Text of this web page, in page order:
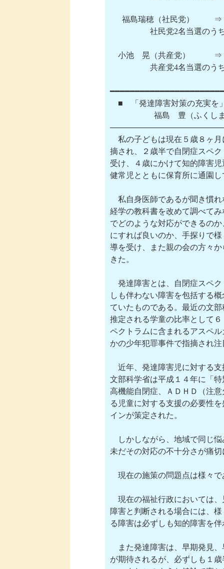
福島瑞穂（社民党）　　  ⇒
社民党2名当選のうちの１
小池　晃（共産党）　　　⇒
共産党4名当選のうちの2
■　「発達障害対策の充実を
　　    　福島　豊（ふ
私の子どもは現在５歳８ヶ月
摘され、２歳半で自閉症スペ
受け、４歳にかけて知的障害
健常児とともに保育所に通園し
私自身医師であるが聞き慣れ
経学の教科書を改めて調べて
でどのような対応ができるの
にすれば良いのか、手探りで
導を受け、また親の会の方々
きた。
発達障害とは、自閉症スペク
しも伴わない障害を包括する
ていたものである。最近の文
推定される学童の比率として
ペクトラムに含まれるアスペ
かの少年犯罪事件で指摘され
近年、発達障害児に対する支
文部科学省は平成１４年に「
高機能自閉症、ＡＤＨＤ（注
る児童に対する支援の必要性
インが策定された。
しかしながら、地域で同じ悩
未だその対応の不十分さが痛
現在の施策の問題点は様々で
現在の福祉行政においては、
障害と判断される場合には、
る障害は必ずしも知的障害を
また発達障害は、早期発見、
が期待されるが、必ずしも１